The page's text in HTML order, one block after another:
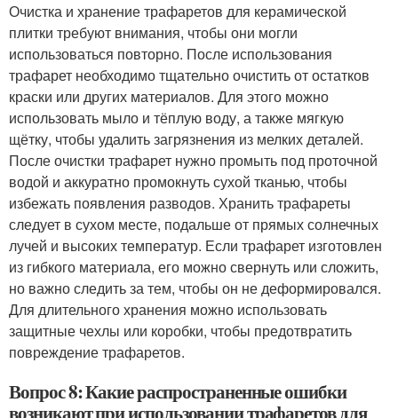
Очистка и хранение трафаретов для керамической
плитки требуют внимания, чтобы они могли
использоваться повторно. После использования
трафарет необходимо тщательно очистить от остатков
краски или других материалов. Для этого можно
использовать мыло и тёплую воду, а также мягкую
щётку, чтобы удалить загрязнения из мелких деталей.
После очистки трафарет нужно промыть под проточной
водой и аккуратно промокнуть сухой тканью, чтобы
избежать появления разводов. Хранить трафареты
следует в сухом месте, подальше от прямых солнечных
лучей и высоких температур. Если трафарет изготовлен
из гибкого материала, его можно свернуть или сложить,
но важно следить за тем, чтобы он не деформировался.
Для длительного хранения можно использовать
защитные чехлы или коробки, чтобы предотвратить
повреждение трафаретов.
Вопрос 8: Какие распространенные ошибки
возникают при использовании трафаретов для